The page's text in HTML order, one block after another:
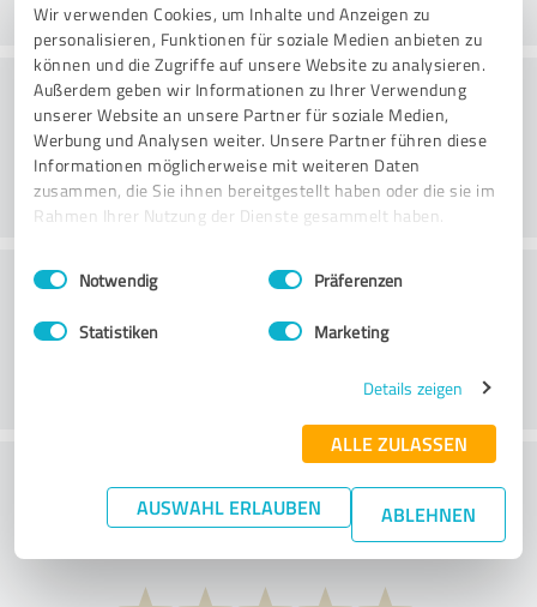
Wir verwenden Cookies, um Inhalte und Anzeigen zu
personalisieren, Funktionen für soziale Medien anbieten zu
können und die Zugriffe auf unsere Website zu analysieren.
Außerdem geben wir Informationen zu Ihrer Verwendung
unserer Website an unsere Partner für soziale Medien,
Werbung und Analysen weiter. Unsere Partner führen diese
Informationen möglicherweise mit weiteren Daten
zusammen, die Sie ihnen bereitgestellt haben oder die sie im
Rahmen Ihrer Nutzung der Dienste gesammelt haben.
Impressum Datenschutzbestimmungen
Einwilligungsauswahl
Notwendig Präferenzen
Statistiken Marketing
Details zeigen
ALLE ZULASSEN
AUSWAHL ERLAUBEN ABLEHNEN
Consulting
Klantenservice
Wat vind je van de prijs-
prestatieverhouding?